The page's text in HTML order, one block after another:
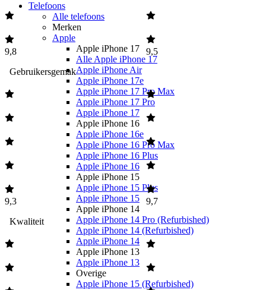
Telefoons
Alle telefoons
Merken
Apple
Apple iPhone 17
Alle Apple iPhone 17
Apple iPhone Air
Apple iPhone 17e
Apple iPhone 17 Pro Max
Apple iPhone 17 Pro
Apple iPhone 17
Apple iPhone 16
Apple iPhone 16e
Apple iPhone 16 Pro Max
Apple iPhone 16 Plus
Apple iPhone 16
Apple iPhone 15
Apple iPhone 15 Plus
Apple iPhone 15
Apple iPhone 14
Apple iPhone 14 Pro (Refurbished)
Apple iPhone 14 (Refurbished)
Apple iPhone 14
Apple iPhone 13
Apple iPhone 13
Overige
Apple iPhone 15 (Refurbished)
9,8
9,5
Gebruikersgemak
9,3
9,7
Kwaliteit